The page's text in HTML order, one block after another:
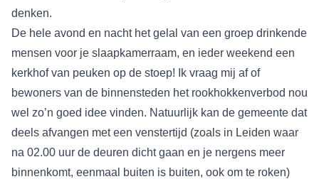
denken.
De hele avond en nacht het gelal van een groep drinkende
mensen voor je slaapkamerraam, en ieder weekend een
kerkhof van peuken op de stoep! Ik vraag mij af of
bewoners van de binnensteden het rookhokkenverbod nou
wel zo’n goed idee vinden. Natuurlijk kan de gemeente dat
deels afvangen met een venstertijd (zoals in Leiden waar
na 02.00 uur de deuren dicht gaan en je nergens meer
binnenkomt, eenmaal buiten is buiten, ook om te roken)